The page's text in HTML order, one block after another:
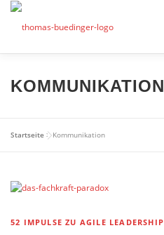
Zum
springen
Mein Angebot
KOMMUNIKATION
Startseite >Kommunikation
52 IMPULSE ZU AGILE LEADERSHIP